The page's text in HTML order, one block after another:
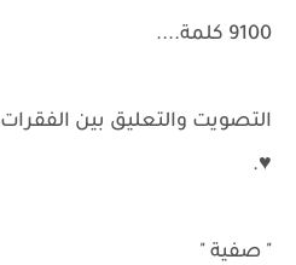
9100 كلمة....
التصويت والتعليق بين الفقرات
♥.
" صفية "